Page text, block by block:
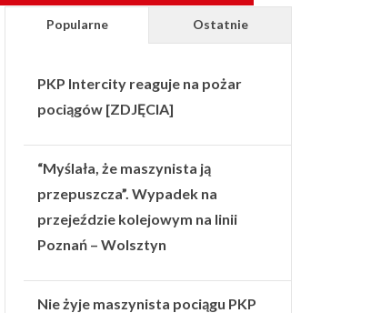
Popularne Ostatnie
PKP Intercity reaguje na pożar
pociągów [ZDJĘCIA]
“Myślała, że maszynista ją
przepuszcza”. Wypadek na
przejeździe kolejowym na linii
Poznań – Wolsztyn
Nie żyje maszynista pociągu PKP